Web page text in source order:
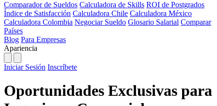
Comparador de Sueldos Calculadora de Skills ROI de Postgrados
Índice de Satisfacción Calculadora Chile Calculadora México
Calculadora Colombia Negociar Sueldo Glosario Salarial Comparar
Países
Blog Para Empresas
Apariencia
Iniciar Sesión Inscríbete
Oportunidades Exclusivas para